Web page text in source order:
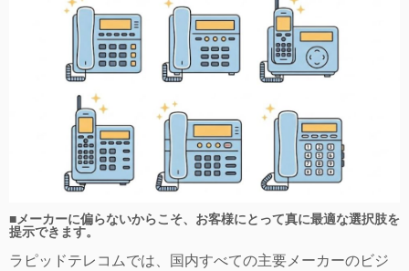
■メーカーに偏らないからこそ、お客様にとって真に最適な選択肢を
提示できます。
ラピッドテレコムでは、国内すべての主要メーカーのビジ